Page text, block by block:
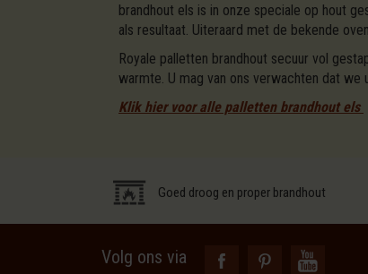
brandhout els is in onze speciale op hout
als resultaat. Uiteraard met de bekende
Royale palletten brandhout secuur vol
warmte. U mag van ons verwachten dat
Klik hier voor alle palletten brandhout els
Goed droog en proper brandhout
Volg ons via